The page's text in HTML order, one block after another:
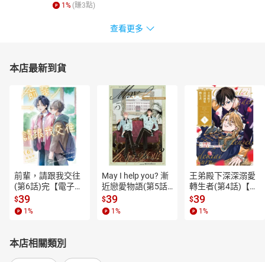
話故事》；舞臺劇本《小事》。
加「文藝寫作研究隊」獲小說組冠軍。一九六四年起專業寫作十四
年。一九七七年進入新聞界，一九八八年為愛荷華大學國際寫作計
畫作家。曾任《聯合報》副刊組編輯、《中國時報》副刊組主任兼
「人間」副刊主編、時報出版副總編輯、《中國時報》主筆、《印
刻文學生活誌》編輯總監。二○○七年底自媒體退休，二○一二年起專
事寫作。著有小說《屬於十七歲的》、《異鄉之死》、《拾玉鐲》
等十三冊；散文《夜歌》、《寫給你的故事》、《我的湖》、《行
走的樹》等；傳記《我的姊姊張愛玲》（與張子靜合著）、《休戀
逝水──顧正秋回憶錄》、《奇緣此生顧正秋》等三冊；主編年度小
說選、年度散文選、時報文學獎作品集等十餘冊。
◎唐香燕（一九五二～）
生於臺灣高雄，東海大學中文系畢業，歷任中學國文教師、《漢
聲》雜誌社編輯、格林出版社編輯。著有《阿牛與我》、《貓先生
《長歌行過美麗島》、《時光悠悠美麗島》等。
◎陳勤（一九二二～二○一七）
1 % (賺3點)
查看更多
本店最新到貨
前輩，請跟我交往
(第6話)完【電子
書】
$39
1 %
May I help you? 漸
近戀愛物語(第5話)
【電子書】
$39
1 %
王弟殿下深深溺愛
轉生者(第4話)【電
子書】
$39
1 %
本店相關類別